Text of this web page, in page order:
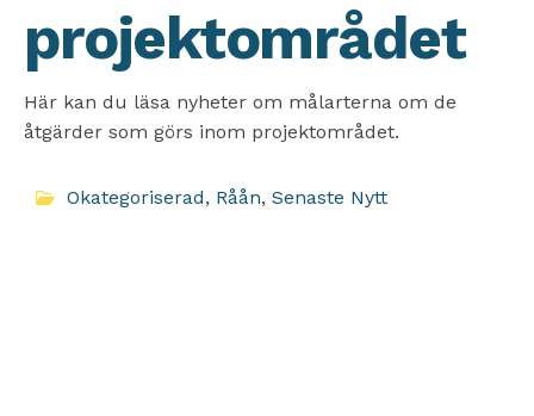
projektområdet
Här kan du läsa nyheter om målarterna om de
åtgärder som görs inom projektområdet.
Okategoriserad, Råån, Senaste Nytt